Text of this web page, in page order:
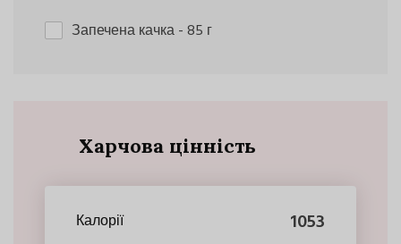
Запечена качка- 85 г
Харчова цінність
Калорії 1053